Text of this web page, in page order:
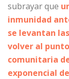
subrayar que
inmunidad
se levantan
volver al
comunitaria
exponencial